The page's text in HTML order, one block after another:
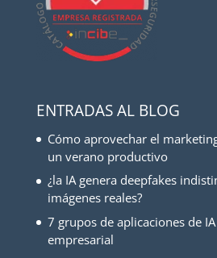
ENTRADAS AL BLOG
Cómo aprovechar el
un verano productivo
¿la IA genera deepfakes
imágenes reales?
7 grupos de aplicaciones de
empresarial